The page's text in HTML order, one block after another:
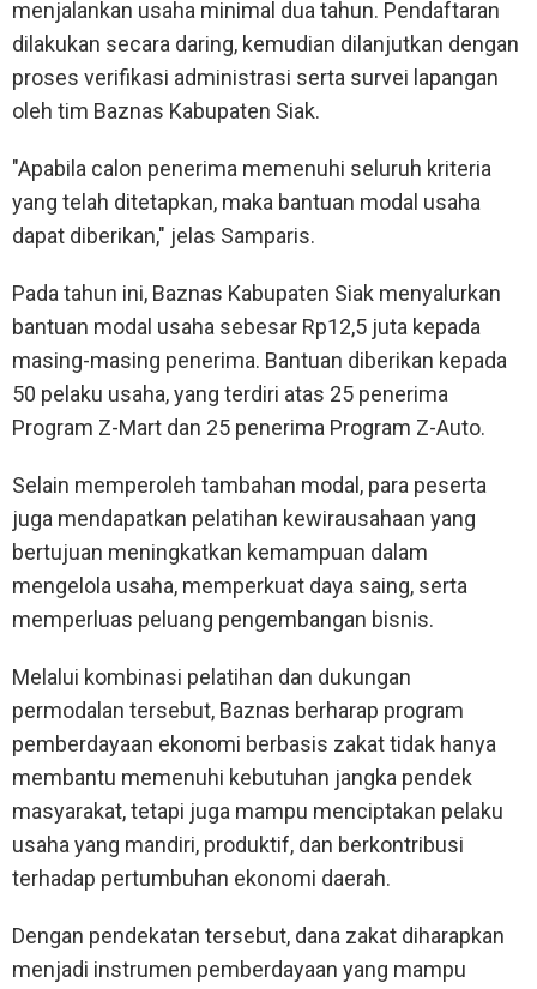
menjalankan usaha minimal dua tahun. Pendaftaran
dilakukan secara daring, kemudian dilanjutkan dengan
proses verifikasi administrasi serta survei lapangan
oleh tim Baznas Kabupaten Siak.
"Apabila calon penerima memenuhi seluruh kriteria
yang telah ditetapkan, maka bantuan modal usaha
dapat diberikan," jelas Samparis.
Pada tahun ini, Baznas Kabupaten Siak menyalurkan
bantuan modal usaha sebesar Rp12,5 juta kepada
masing-masing penerima. Bantuan diberikan kepada
50 pelaku usaha, yang terdiri atas 25 penerima
Program Z-Mart dan 25 penerima Program Z-Auto.
Selain memperoleh tambahan modal, para peserta
juga mendapatkan pelatihan kewirausahaan yang
bertujuan meningkatkan kemampuan dalam
mengelola usaha, memperkuat daya saing, serta
memperluas peluang pengembangan bisnis.
Melalui kombinasi pelatihan dan dukungan
permodalan tersebut, Baznas berharap program
pemberdayaan ekonomi berbasis zakat tidak hanya
membantu memenuhi kebutuhan jangka pendek
masyarakat, tetapi juga mampu menciptakan pelaku
usaha yang mandiri, produktif, dan berkontribusi
terhadap pertumbuhan ekonomi daerah.
Dengan pendekatan tersebut, dana zakat diharapkan
menjadi instrumen pemberdayaan yang mampu